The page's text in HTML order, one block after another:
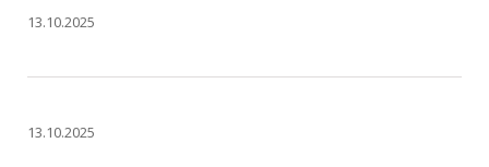
13.10.2025
13.10.2025